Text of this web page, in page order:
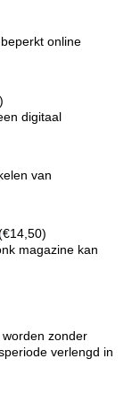
online
digitaal
van
magazine kan
zonder
verlengd in